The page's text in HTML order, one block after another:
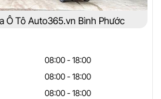
Ô Tô Auto365.vn Bình Phước
08:00 - 18:00
08:00 - 18:00
08:00 - 18:00